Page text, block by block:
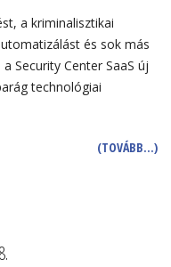
a kriminalisztikai
és sok más
Security Center SaaS új
technológiai
(TOVÁBB…)